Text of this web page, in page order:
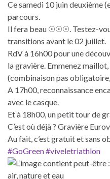
Ce samedi 10 juin deuxième
parcours.
Il fera beau ☉☉☉. Testez-
transitions avant le 02 juillet.
RdV à 16h00 pour une
la gravière. Emmenez
(combinaison pas obligatoire,
A 17h00, reconnaissance
avec le casque.
Et à 18h00, un petit tour de
C’est où déjà ? Gravière
Au fait, c’est gratuit et sans
#GoGreen#viveletriathlon